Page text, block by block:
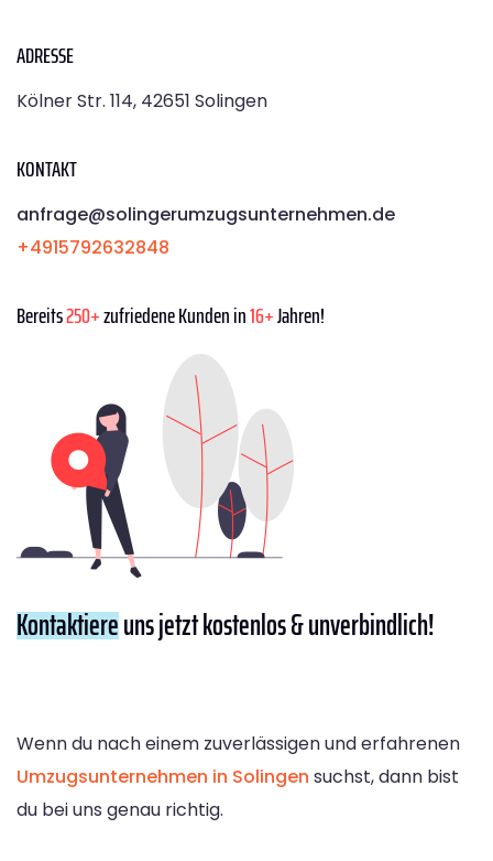
ADRESSE
Kölner Str. 114, 42651 Solingen
KONTAKT
anfrage@solingerumzugsunternehmen.de
+4915792632848
Bereits250+zufriedene Kunden in16+Jahren!
Kontaktiereuns jetzt kostenlos & unverbindlich!
Wenn du nach einem zuverlässigen und erfahrenen
Umzugsunternehmen in Solingen suchst, dann bist
du bei uns genau richtig.